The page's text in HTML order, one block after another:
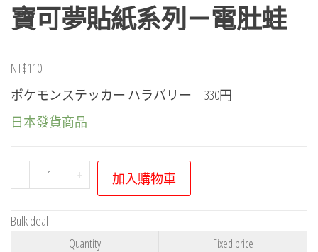
寶可夢貼紙系列－電肚蛙
NT$110
ポケモンステッカー ハラバリー 330円
日本發貨商品
-
可
貼
+ 加入購物車
Bulk deal
Quantity
Fixed price